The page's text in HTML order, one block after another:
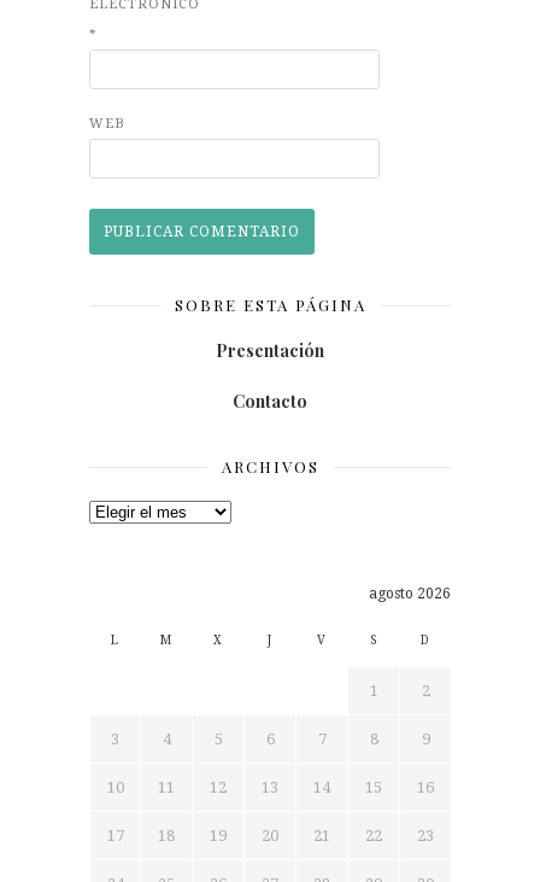
ELECTRÓNICO
*
WEB
SOBRE ESTA PÁGINA
Presentación
Contacto
ARCHIVOS
Archivos
agosto 2026
L M X J V S D
1 2
3 4 5 6 7 8 9
10 11 12 13 14 15 16
17 18 19 20 21 22 23